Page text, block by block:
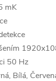
mK
50 Hz
Bílá,